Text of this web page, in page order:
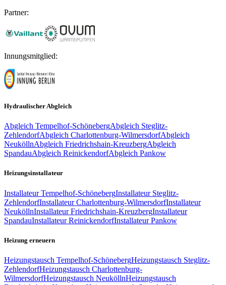
Partner:
Innungsmitglied:
Hydraulischer Abgleich
Abgleich Tempelhof-SchönebergAbgleich Steglitz-
ZehlendorfAbgleich Charlottenburg-WilmersdorfAbgleich
NeuköllnAbgleich Friedrichshain-KreuzbergAbgleich
SpandauAbgleich ReinickendorfAbgleich Pankow
Heizungsinstallateur
Installateur Tempelhof-SchönebergInstallateur Steglitz-
ZehlendorfInstallateur Charlottenburg-WilmersdorfInstallateur
NeuköllnInstallateur Friedrichshain-KreuzbergInstallateur
SpandauInstallateur ReinickendorfInstallateur Pankow
Heizung erneuern
Heizungstausch Tempelhof-SchönebergHeizungstausch Steglitz-
ZehlendorfHeizungstausch Charlottenburg-
WilmersdorfHeizungstausch NeuköllnHeizungstausch